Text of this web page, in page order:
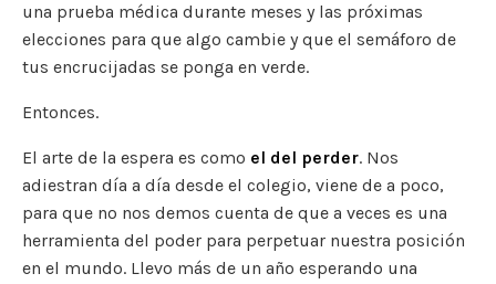
una prueba médica durante meses y las próximas
elecciones para que algo cambie y que el semáforo de
tus encrucijadas se ponga en verde.
Entonces.
El arte de la espera es como el del perder. Nos
adiestran día a día desde el colegio, viene de a poco,
para que no nos demos cuenta de que a veces es una
herramienta del poder para perpetuar nuestra posición
en el mundo. Llevo más de un año esperando una